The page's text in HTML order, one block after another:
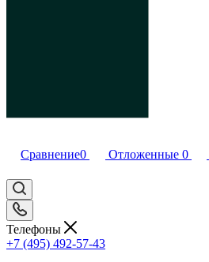
Сравнение0 Отложенные 0
Телефоны
+7 (495) 492-57-43